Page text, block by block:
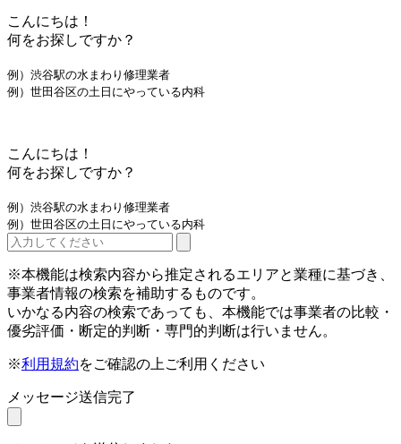
こんにちは！
何をお探しですか？
例）渋谷駅の水まわり修理業者
例）世田谷区の土日にやっている内科
こんにちは！
何をお探しですか？
例）渋谷駅の水まわり修理業者
例）世田谷区の土日にやっている内科
※本機能は検索内容から推定されるエリアと業種に基づき、
事業者情報の検索を補助するものです。
いかなる内容の検索であっても、本機能では事業者の比較・
優劣評価・断定的判断・専門的判断は行いません。
※利用規約をご確認の上ご利用ください
メッセージ送信完了